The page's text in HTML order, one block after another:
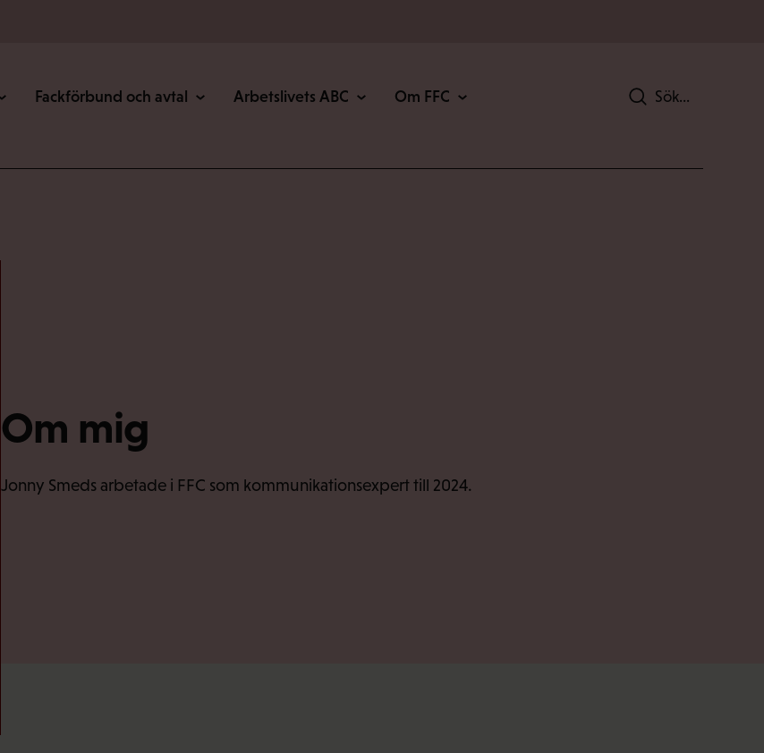
Fackförbund och avtal Arbetslivets ABC Om FFC Sök
Om mig
Jonny Smeds arbetade i FFC som kommunikationsexpert till 2024.